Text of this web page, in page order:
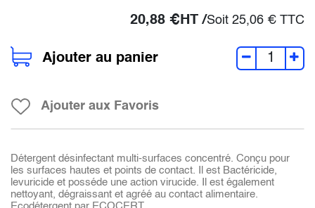
20,88 €HT /Soit 25,06 € TTC
Ajouter au panier
Ajouter aux Favoris
Détergent désinfectant multi-surfaces concentré. Conçu pour
les surfaces hautes et points de contact. Il est Bactéricide,
levuricide et posséde une action virucide. Il est également
nettoyant, dégraissant et agréé au contact alimentaire.